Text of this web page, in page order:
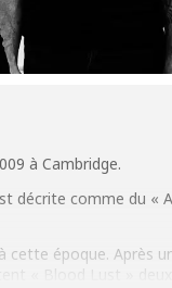
à Cambridge.
décrite comme du «
cette époque. Après